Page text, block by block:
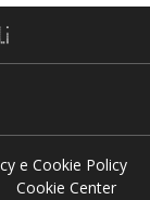
e Cookie Policy
Cookie Center